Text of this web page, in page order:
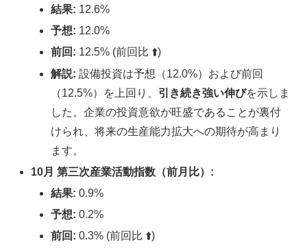
結果: 12.6%
予想: 12.0%
前回: 12.5% (前回比 ⬆️)
解説: 設備投資は予想（12.0%）および前回
（12.5%）を上回り、 引き続き強い伸びを示しま
した。企業の投資意欲が旺盛であることが裏付
けられ、将来の生産能力拡大への期待が高まり
ます。
10月 第三次産業活動指数（前月比）:
結果: 0.9%
予想: 0.2%
前回: 0.3% (前回比 ⬆️)